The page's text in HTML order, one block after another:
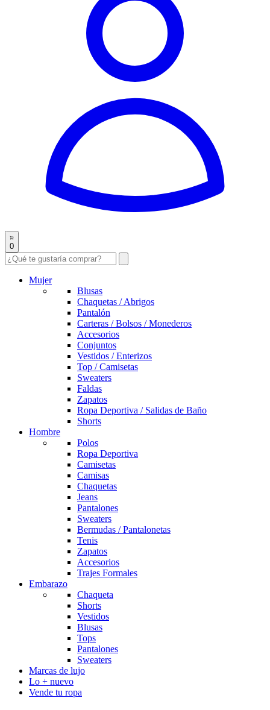
0
Mujer
Blusas
Chaquetas / Abrigos
Pantalón
Carteras / Bolsos / Monederos
Accesorios
Conjuntos
Vestidos / Enterizos
Top / Camisetas
Sweaters
Faldas
Zapatos
Ropa Deportiva / Salidas de Baño
Shorts
Hombre
Polos
Ropa Deportiva
Camisetas
Camisas
Chaquetas
Jeans
Pantalones
Sweaters
Bermudas / Pantalonetas
Tenis
Zapatos
Accesorios
Trajes Formales
Embarazo
Chaqueta
Shorts
Vestidos
Blusas
Tops
Pantalones
Sweaters
Marcas de lujo
Lo + nuevo
Vende tu ropa